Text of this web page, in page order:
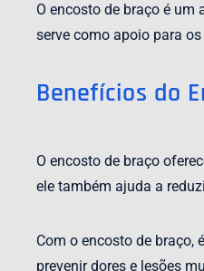
O encosto de braço é
serve como apoio para
Benefícios do
O encosto de braço
ele também ajuda a
Com o encosto de braço,
prevenir dores e lesões